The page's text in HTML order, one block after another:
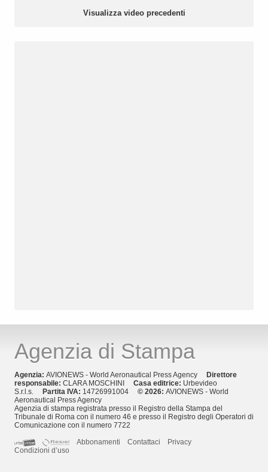
Visualizza video precedenti
Agenzia di Stampa
Agenzia: AVIONEWS - World Aeronautical Press Agency
Direttore
responsabile: CLARA MOSCHINI Casa editrice: Urbevideo
S.r.l.s.
Partita IVA: 14726991004 © 2026: AVIONEWS - World
Aeronautical Press Agency
Agenzia di stampa registrata presso il Registro della Stampa del
Tribunale di Roma con il numero 46 e presso il Registro degli Operatori di
Comunicazione con il numero 7722
Abbonamenti
Contattaci
Privacy
Condizioni d’uso